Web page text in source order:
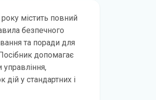
року містить повний
безпечного
та поради для
допомагає
дій у стандартних і